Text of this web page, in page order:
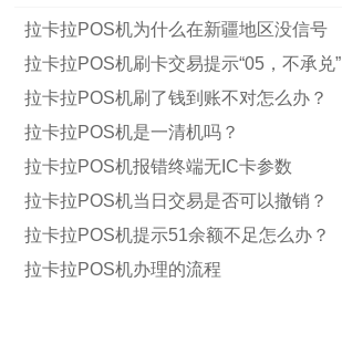
拉卡拉POS机为什么在新疆地区没信号
拉卡拉POS机刷卡交易提示“05，不承兑”
拉卡拉POS机刷了钱到账不对怎么办？
拉卡拉POS机是一清机吗？
拉卡拉POS机报错终端无IC卡参数
拉卡拉POS机当日交易是否可以撤销？
拉卡拉POS机提示51余额不足怎么办？
拉卡拉POS机办理的流程